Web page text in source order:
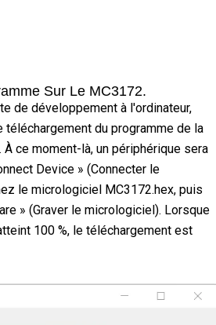
Sur Le MC3172.
de développement à l'ordinateur,
du programme de la
ce moment-là, un périphérique sera
Device » (Connecter le
le micrologiciel MC3172.hex, puis
» (Graver le micrologiciel). Lorsque
100 %, le téléchargement est